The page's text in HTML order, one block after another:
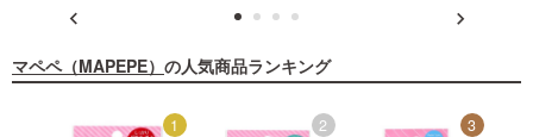
マペペ（MAPEPE） の人気商品ランキング
1 2 3